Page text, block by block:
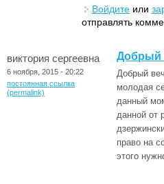
Войдите или
отправлять
виктория сергеевна
6 ноября, 2015 - 20:22
постоянная ссылка
(permalink)
Добрый
Добрый
молодая
данный
данной от
право на
этого